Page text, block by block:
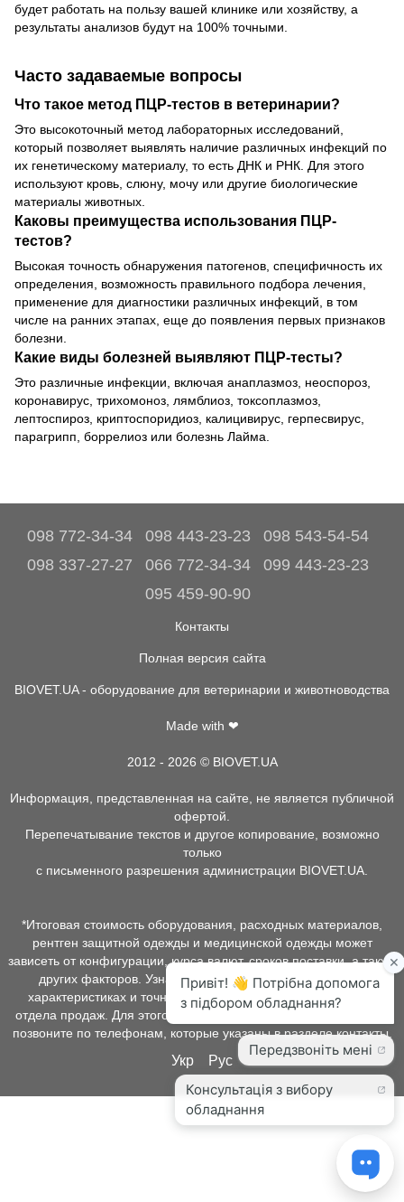
будет работать на пользу вашей клинике или хозяйству, а
результаты анализов будут на 100% точными.
Часто задаваемые вопросы
Что такое метод ПЦР-тестов в ветеринарии?
Это высокоточный метод лабораторных исследований,
который позволяет выявлять наличие различных инфекций по
их генетическому материалу, то есть ДНК и РНК. Для этого
используют кровь, слюну, мочу или другие биологические
материалы животных.
Каковы преимущества использования ПЦР-
тестов?
Высокая точность обнаружения патогенов, специфичность их
определения, возможность правильного подбора лечения,
применение для диагностики различных инфекций, в том
числе на ранних этапах, еще до появления первых признаков
болезни.
Какие виды болезней выявляют ПЦР-тесты?
Это различные инфекции, включая анаплазмоз, неоспороз,
коронавирус, трихомоноз, лямблиоз, токсоплазмоз,
лептоспироз, криптоспоридиоз, калицивирус, герпесвирус,
парагрипп, боррелиоз или болезнь Лайма.
098 772-34-34 098 443-23-23
098 543-54-54
098 337-27-27
066 772-34-34
099 443-23-23
095 459-90-90
Контакты
Полная версия сайта
BIOVET.UA - оборудование для ветеринарии и животноводства
Made with ❤
2012 - 2026 © BIOVET.UA
Информация, представленная на сайте, не является публичной
офертой.
Перепечатывание текстов и другое копирование, возможно
только
с письменного разрешения администрации BIOVET.UA.
*Итоговая стоимость оборудования, расходных материалов,
рентген защитной одежды и медицинской одежды может
зависеть от конфигурации, курса валют, сроков поставки, а также
других факторов. Узнать о наличии товара, подробных
характеристиках и точной стоимости можно у менеджеров
отдела продаж. Для этого оставьте заявку на нашем сайте или
позвоните по телефонам, которые указаны в разделе контакты.
Укр Рус